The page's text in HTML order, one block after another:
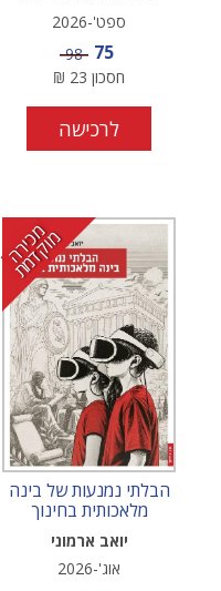
ספט'-2026
מחיר מבצע
75 מחיר
98
חסכון 23
₪
לרכישה
מ
כ
י
ר
ה
מ
ו
ק
ד
מ
ת
הבלתי נמנעות של בינה
מלאכותית בחינוך
יואב ארמוני
אוג'-2026